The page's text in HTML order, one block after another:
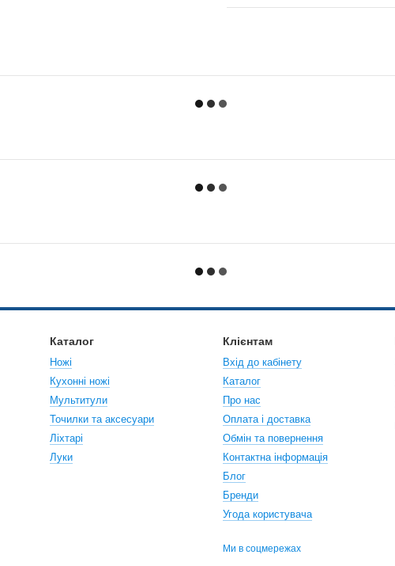
Каталог
Ножі
Кухонні ножі
Мультитули
Точилки та аксесуари
Ліхтарі
Луки
Клієнтам
Вхід до кабінету
Каталог
Про нас
Оплата і доставка
Обмін та повернення
Контактна інформація
Блог
Бренди
Угода користувача
Ми в соцмережах